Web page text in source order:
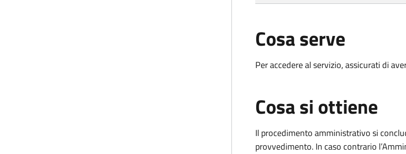
Cosa serve
Per accedere al servizio, assicurati di
Cosa si ottiene
Il procedimento amministrativo si
provvedimento. In caso contrario